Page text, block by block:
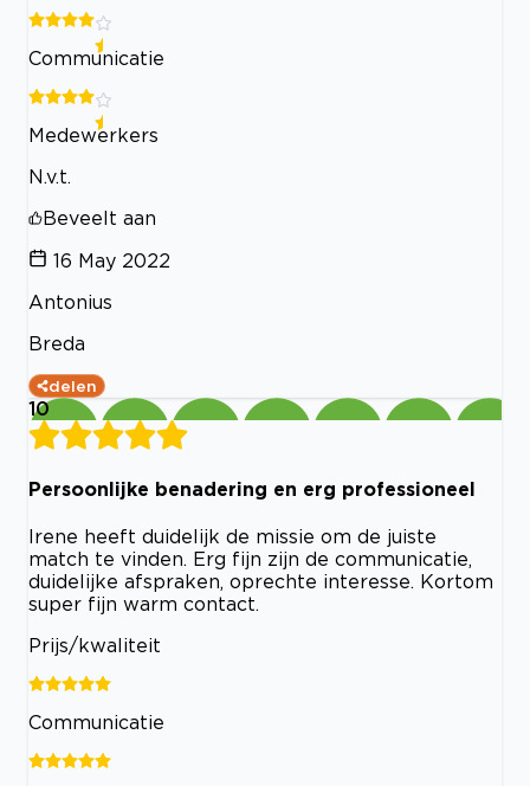
Communicatie
Medewerkers
N.v.t.
Beveelt aan
16 May 2022
Antonius
Breda
delen
10
Persoonlijke benadering en erg professioneel
Irene heeft duidelijk de missie om de juiste
match te vinden. Erg fijn zijn de communicatie,
duidelijke afspraken, oprechte interesse. Kortom
super fijn warm contact.
Prijs/kwaliteit
Communicatie